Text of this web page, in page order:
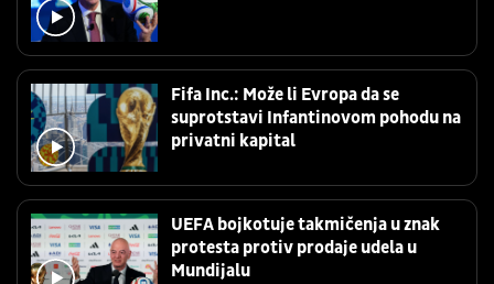
Fifa Inc.: Može li Evropa da se
suprotstavi Infantinovom pohodu na
privatni kapital
UEFA bojkotuje takmičenja u znak
protesta protiv prodaje udela u
Mundijalu